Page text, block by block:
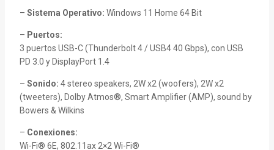
– Sistema Operativo: Windows 11 Home 64 Bit
– Puertos:
3 puertos USB-C (Thunderbolt 4 / USB4 40 Gbps), con USB
PD 3.0 y DisplayPort 1.4
– Sonido: 4 stereo speakers, 2W x2 (woofers), 2W x2
(tweeters), Dolby Atmos®, Smart Amplifier (AMP), sound by
Bowers & Wilkins
– Conexiones:
Wi-Fi® 6E, 802.11ax 2×2 Wi-Fi®